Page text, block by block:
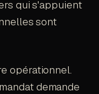
qui s'appuient
sont
opérationnel.
demande